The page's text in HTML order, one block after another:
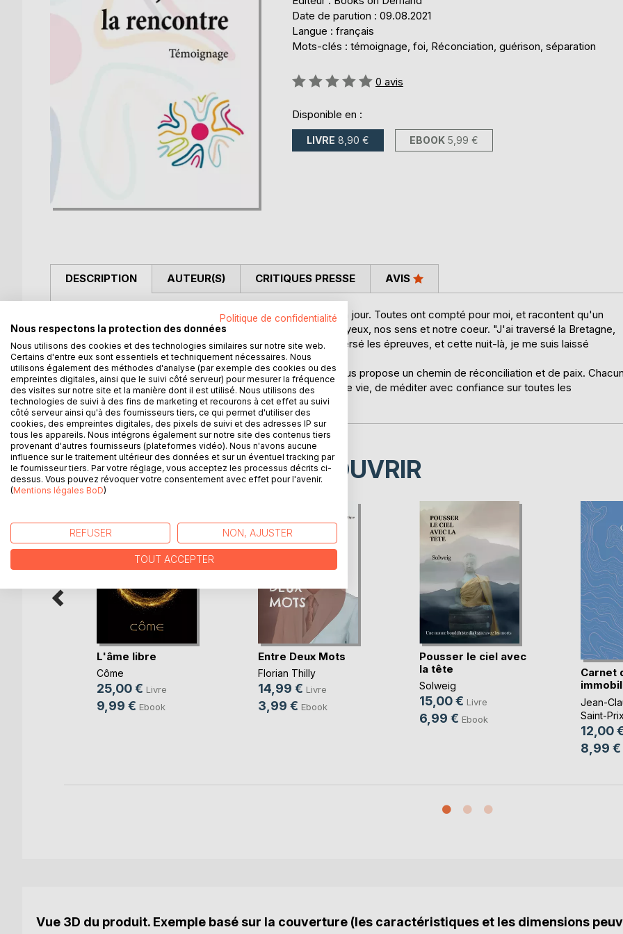
Date de parution : 09.08.2021
Langue : français
Mots-clés : témoignage, foi, Réconciation, guérison, séparation
Évaluation:
0 avis
Disponible en :
LIVRE 8,90 € EBOOK 5,99 €
DESCRIPTION
Mon parcours est jalonné de rencontres d'une vie ou d'un jour. Toutes ont compté pour moi, et racontent qu'un
autre monde est possible si nous acceptons d'ouvrir nos yeux, nos sens et notre coeur. "J'ai traversé la Bretagne,
j'ai traversé la France, j'ai traversé les frontières, j'ai traversé les épreuves, et cette nuit-là, je me suis laissé
traverser par l'amour du Christ."
Dans ce témoignage, qui mêle la prose et la poésie, je vous propose un chemin de réconciliation et de paix.
pourra puiser la force de plonger à son tour dans sa propre vie, de méditer avec confiance sur toutes les
rencontres qui ont marqué, et d'oser enfin.
AUTEUR(S) CRITIQUES PRESSE AVIS
D’AUTRES TITRES À DÉCOUVRIR
L'âme libre
Côme
25,00 € Livre
9,99 € Ebook
Entre Deux Mots
Florian Thilly
14,99 € Livre
3,99 € Ebook
Pousser le ciel avec
la tête
Solweig
15,00 € Livre
6,99 € Ebook
Carnet
Jean-
Saint-
12,00
8,99 €
Vue 3D du produit. Exemple basé sur la couverture (les caractéristiques et les dimensions
Politique de confidentialité
Nous respectons la protection des données
Nous utilisons des cookies et des technologies similaires sur notre site web.
Certains d'entre eux sont essentiels et techniquement nécessaires. Nous
utilisons également des méthodes d'analyse (par exemple des cookies ou des
empreintes digitales, ainsi que le suivi côté serveur) pour mesurer la fréquence
des visites sur notre site et la manière dont il est utilisé. Nous utilisons des
technologies de suivi à des fins de marketing et recourons à cet effet au suivi
côté serveur ainsi qu'à des fournisseurs tiers, ce qui permet d'utiliser des
cookies, des empreintes digitales, des pixels de suivi et des adresses IP sur
tous les appareils. Nous intégrons également sur notre site des contenus tiers
provenant d'autres fournisseurs (plateformes vidéo). Nous n'avons aucune
influence sur le traitement ultérieur des données et sur un éventuel tracking par
le fournisseur tiers. Par votre réglage, vous acceptez les processus décrits ci-
dessus. Vous pouvez révoquer votre consentement avec effet pour l'avenir.
(Mentions légales BoD)
REFUSER NON, AJUSTER
TOUT ACCEPTER